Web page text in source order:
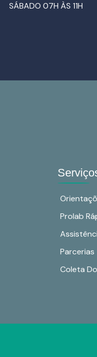
SÁBADO 07H ÀS 11H
Prolab
Parcerias
Coleta